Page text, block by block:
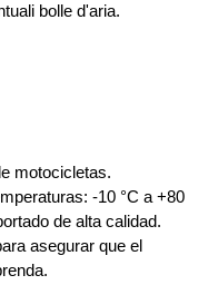
bolle d'aria.
motocicletas.
-10 °C a +80
de alta calidad.
asegurar que el